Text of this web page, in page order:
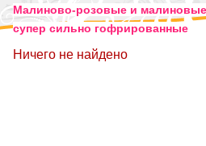
Малиново-розовые и
супер сильно гофрированные
Ничего не найдено